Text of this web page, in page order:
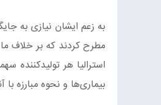
به زعم ایشان نیازی به
مطرح کردند که بر خلاف ما
استرالیا هر
بیماری‌ها و نحوه مبارزه